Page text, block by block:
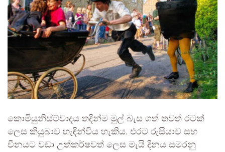
කොමියුනිස්ට්වාදය තදින්ම මුල් බැස ගත් තවත් රටක්
ලෙස කියුබාව හැඳින්විය හැකිය. එරට රුසියාව සහ
චීනයට වඩා උත්කර්ෂවත් ලෙස මැයි දිනය සමරනු